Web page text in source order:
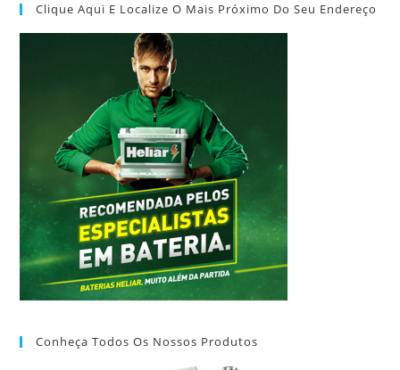
Clique Aqui E Localize O Mais Próximo Do Seu Endereço
Conheça Todos Os Nossos Produtos